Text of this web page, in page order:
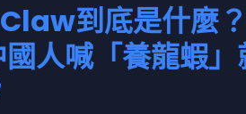
到底是什麼
人喊「養龍蝦」